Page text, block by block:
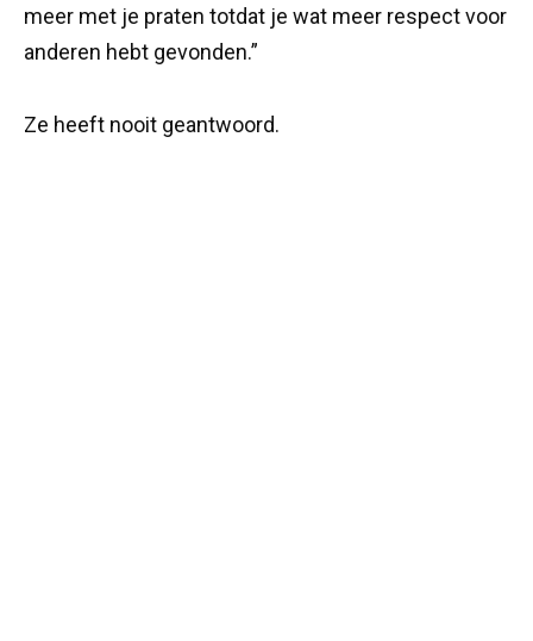
meer met je praten totdat je wat meer respect voor
anderen hebt gevonden.”
Ze heeft nooit geantwoord.